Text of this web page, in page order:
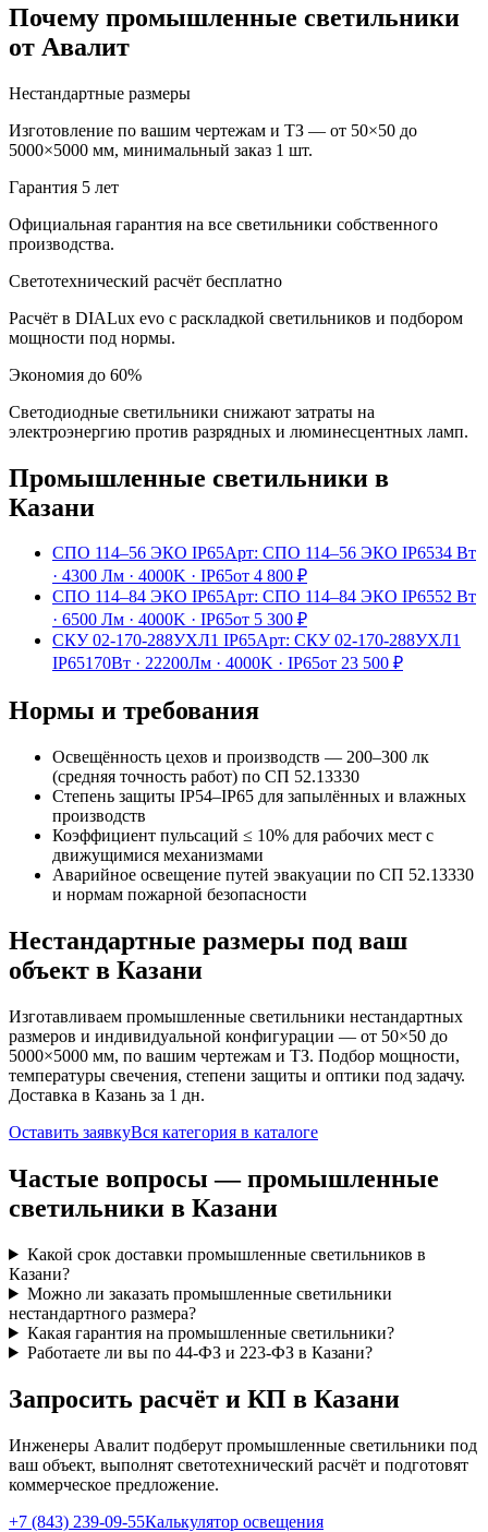
Почему промышленные светильники
от Авалит
Нестандартные размеры
Изготовление по вашим чертежам и ТЗ — от 50×50 до
5000×5000 мм, минимальный заказ 1 шт.
Гарантия 5 лет
Официальная гарантия на все светильники собственного
производства.
Светотехнический расчёт бесплатно
Расчёт в DIALux evo с раскладкой светильников и подбором
мощности под нормы.
Экономия до 60%
Светодиодные светильники снижают затраты на
электроэнергию против разрядных и люминесцентных ламп.
Промышленные светильники в
Казани
СПО 114–56 ЭКО IP65Арт: СПО 114–56 ЭКО IP6534 Вт
· 4300 Лм · 4000K · IP65от 4 800 ₽
СПО 114–84 ЭКО IP65Арт: СПО 114–84 ЭКО IP6552 Вт
· 6500 Лм · 4000K · IP65от 5 300 ₽
СКУ 02-170-288УХЛ1 IP65Арт: СКУ 02-170-288УХЛ1
IP65170Вт · 22200Лм · 4000K · IP65от 23 500 ₽
Нормы и требования
Освещённость цехов и производств — 200–300 лк
(средняя точность работ) по СП 52.13330
Степень защиты IP54–IP65 для запылённых и влажных
производств
Коэффициент пульсаций ≤ 10% для рабочих мест с
движущимися механизмами
Аварийное освещение путей эвакуации по СП 52.13330
и нормам пожарной безопасности
Нестандартные размеры под ваш
объект в Казани
Изготавливаем промышленные светильники нестандартных
размеров и индивидуальной конфигурации — от 50×50 до
5000×5000 мм, по вашим чертежам и ТЗ. Подбор мощности,
температуры свечения, степени защиты и оптики под задачу.
Доставка в Казань за 1 дн.
Оставить заявкуВся категория в каталоге
Частые вопросы —промышленные
светильники в Казани
Какой срок доставки промышленные светильников в
Казани?
Можно ли заказать промышленные светильники
нестандартного размера?
Какая гарантия на промышленные светильники?
Работаете ли вы по 44-ФЗ и 223-ФЗ в Казани?
Запросить расчёт и КП в Казани
Инженеры Авалит подберут промышленные светильники под
ваш объект, выполнят светотехнический расчёт и подготовят
коммерческое предложение.
+7 (843) 239-09-55Калькулятор освещения